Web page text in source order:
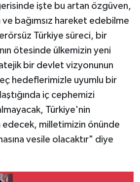
gerisinde işte bu artan özgüven,
bağımsız hareket edebilme
Türkiye süreci, bir
ötesinde ülkemizin yeni
bir devlet vizyonunun
hedeflerimizle uyumlu bir
iç cephemizi
Türkiye'nin
edecek, milletimizin önünde
vesile olacaktır" diye